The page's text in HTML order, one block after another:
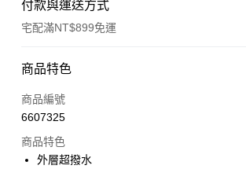
付款與運送方式
宅配滿NT$899免運
付款方式
信用卡一次付款
Apple Pay
商品特色
商品編號
6607325
商品特色
外層超撥水